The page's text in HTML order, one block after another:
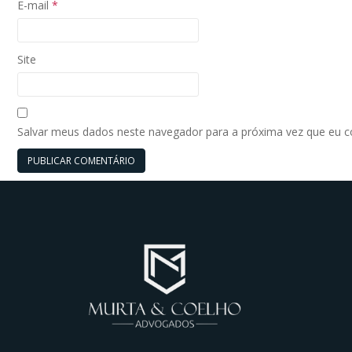
E-mail *
Site
Salvar meus dados neste navegador para a próxima vez que eu